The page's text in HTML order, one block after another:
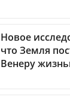
Новое
что Земля
Венеру